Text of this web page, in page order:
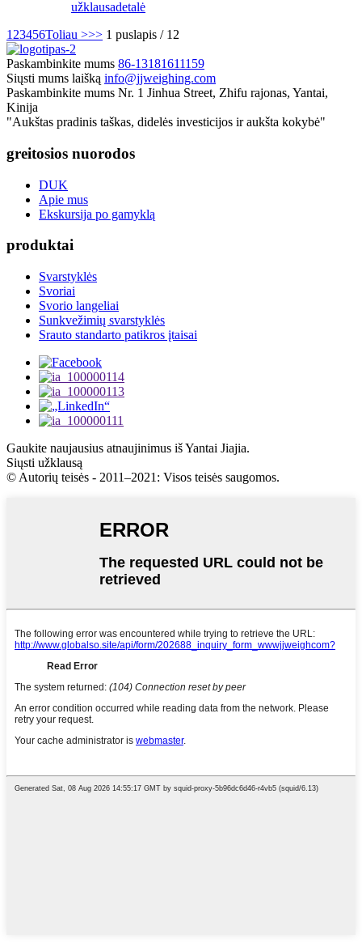
užklausadetalė
1 23456Toliau >>> 1 puslapis / 12
Paskambinkite mums 86-13181611159
Siųsti mums laišką info@jjweighing.com
Paskambinkite mums Nr. 1 Jinhua Street, Zhifu rajonas, Yantai,
Kinija
"Aukštas pradinis taškas, didelės investicijos ir aukšta kokybė"
greitosios nuorodos
DUK
Apie mus
Ekskursija po gamyklą
produktai
Svarstyklės
Svoriai
Svorio langeliai
Sunkvežimių svarstyklės
Srauto standarto patikros įtaisai
Gaukite naujausius atnaujinimus iš Yantai Jiajia.
Siųsti užklausą
© Autorių teisės - 2011–2021: Visos teisės saugomos.